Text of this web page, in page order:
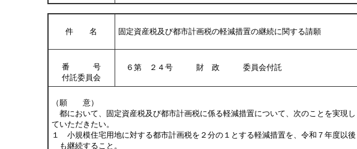
件 名 固定資産税及び都市計画税の軽減措置の継続に関する請願
番 号
付託委員会
６第 ２４号 財 政 委員会付託
（願 意）
都において、固定資産税及び都市計画税に係る軽減措置について、次のことを実現し
ていただきたい。
１ 小規模住宅用地に対する都市計画税を２分の１とする軽減措置を、令和７年度以後
も継続すること。